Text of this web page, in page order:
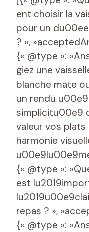
ent choisir la
pour un
? »,
{« @type »:
giez une
blanche mate
un rendu
simplicitu00e9
valeur vos
harmonie
{« @type »:
est
repas ? »,
{« @type »: